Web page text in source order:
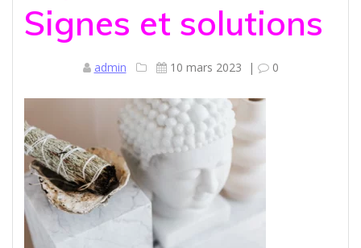
Signes et solutions
admin 10 mars 2023 | 0